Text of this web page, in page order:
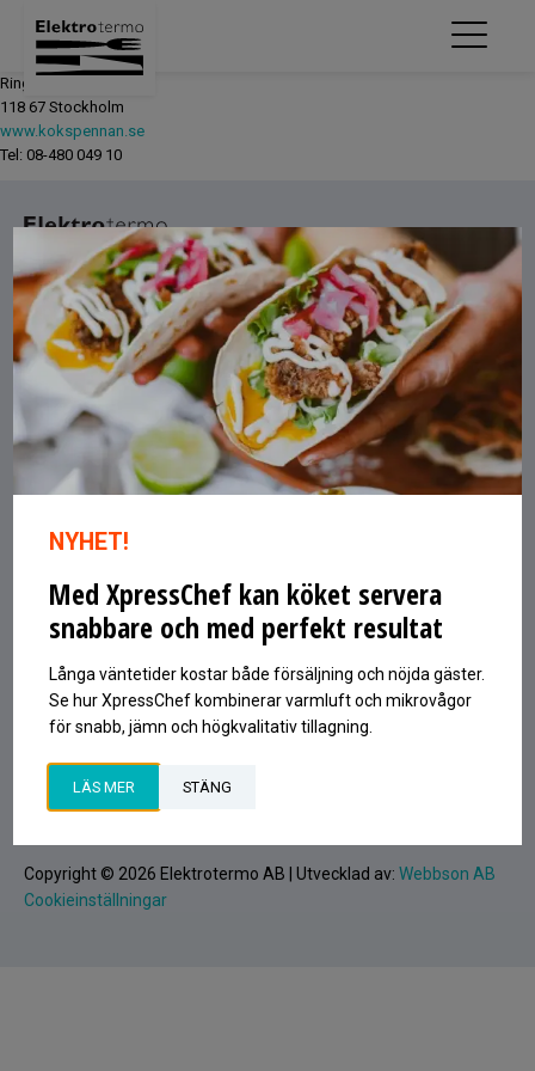
Ringvägen 48
118 67 Stockholm
www.kokspennan.se
Tel: 08-480 049 10
Om oss
OM OSS
LEGO
INTEGRITETSPOLICY
FACEBOOK
INSTAGRAM
Kontakt
BÄCKGATAN 9
INFO@ELEKTROTERMO.SE
0120-81380
Signa upp på vårt nyhetsbrev
Epost
SIGNA UPP
Copyright © 2026 Elektrotermo AB | Utvecklad av: Webbson AB
Cookieinställningar
NYHET!
Med XpressChef kan köket servera
snabbare och med perfekt resultat
Långa väntetider kostar både försäljning och nöjda gäster.
Se hur XpressChef kombinerar varmluft och mikrovågor
för snabb, jämn och högkvalitativ tillagning.
LÄS MER STÄNG